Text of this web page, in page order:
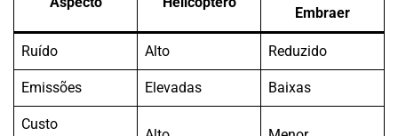
Embraer
Ruído Alto Reduzido
Emissões Elevadas Baixas
Custo